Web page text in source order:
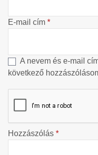
E-mail cím *
A nevem és e-mail
következő
Hozzászólás *